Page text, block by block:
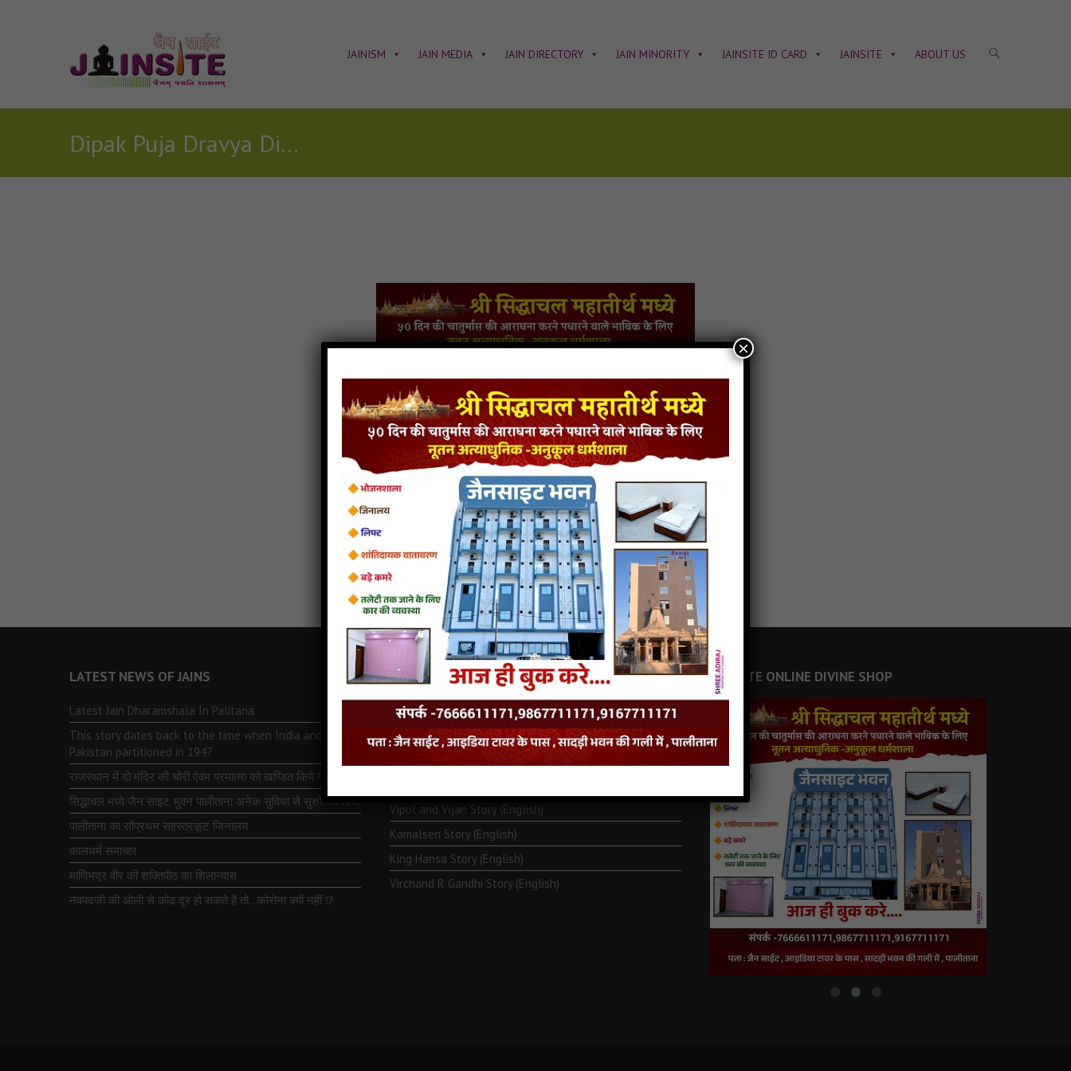
JAINISM JAIN MEDIA JAIN DIRECTORY JAIN MINORITY JAINSITE ID CARD JAINSITE ABOUT US
Dipak Puja Dravya Dipak Vivekthi Ditho Prabhuno Jain Stavan
LATEST NEWS OF JAINS
Latest Jain Dharamshala In Palitana
This story dates back to the time when India and
Pakistan partitioned in 1947
राजस्थान में दो मंदिर की चोरी ऐवंम परमात्मा को खण्डित किये गये
सिद्धाचल मध्ये जैन साइट भुवन पालीताना अनेक सुविधा से सुशोभित तीर्थ.
पालीताना का सौप्रथम सहस्त्रकूट जिनालय
कालधर्म समाचार
माणिभद्र वीर की शक्तिपीठ का शिलान्यास
नवपदजी की ओली से कोढ दूर हो सकते है तो…कोरोना क्यों नहीं ⁉️
LATEST JAINISM
The Jain Monk and his Saka saviours (English)
Monk Metarya (English)
Vipul and Vijan Story (English)
Kamalsen Story (English)
King Hansa Story (English)
Virchand R Gandhi Story (English)
JAINSITE ONLINE DIVINE SHOP
×